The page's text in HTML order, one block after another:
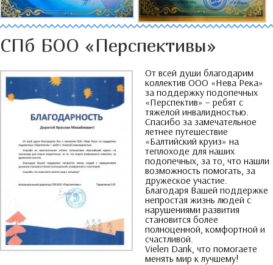
СПб БОО «Перспективы»
От всей души благодарим
коллектив ООО «Нева Река»
за поддержку подопечных
«Перспектив» – ребят с
тяжелой инвалидностью
Спасибо за замечательное
летнее путешествие
«Балтийский круиз» на
теплоходе для наших
подопечных, за то что нашли
возможность помогать за
дружеское участие
Благодаря Вашей поддержке
непростая жизнь людей с
нарушениями развития
становится более
полноценной комфортной и
счастливой
Vielen Dank, что помогаете
менять мир к лучшему!